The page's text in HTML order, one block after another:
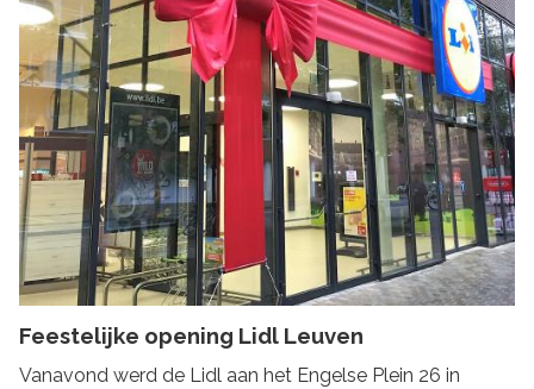
Feestelijke opening Lidl Leuven
Vanavond werd de Lidl aan het Engelse Plein 26 in